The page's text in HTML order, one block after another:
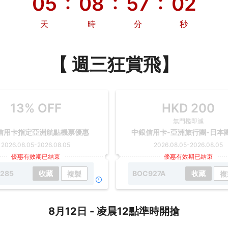
天 時 分 秒
【 週三狂賞飛】
13% OFF
用卡指定亞洲航點機票優惠
2026.08.05-2026.08.05
優惠有效期已結束
收藏 複製
HKD 200
無門檻即減
中銀信用卡-亞洲旅行團-日本
2026.08.05-2026.08.05
優惠有效期已結束
BOC927A 收藏
8月12日 - 凌晨12點準時開搶